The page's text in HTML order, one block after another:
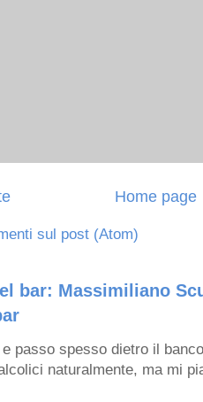
Home page
sul post (Atom)
bar: Massimiliano
passo spesso dietro il
naturalmente, ma mi